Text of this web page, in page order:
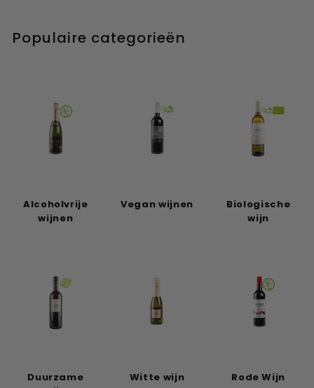
Populaire categorieën
Alcoholvrije
wijnen
Vegan wijnen
Biologische
wijn
Duurzame
Witte wijn Rode Wijn